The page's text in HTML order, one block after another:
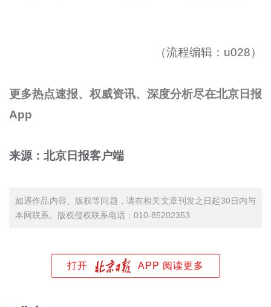
（流程编辑：u028）
更多热点速报、权威资讯、深度分析尽在北京日报
App
来源：北京日报客户端
如遇作品内容、版权等问题，请在相关文章刊发之日起30日内与
本网联系。版权侵权联系电话：010-85202353
打开 APP 阅读更多